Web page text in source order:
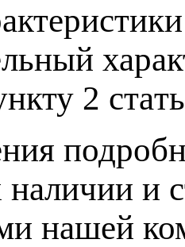
2
нaличии и
нашей